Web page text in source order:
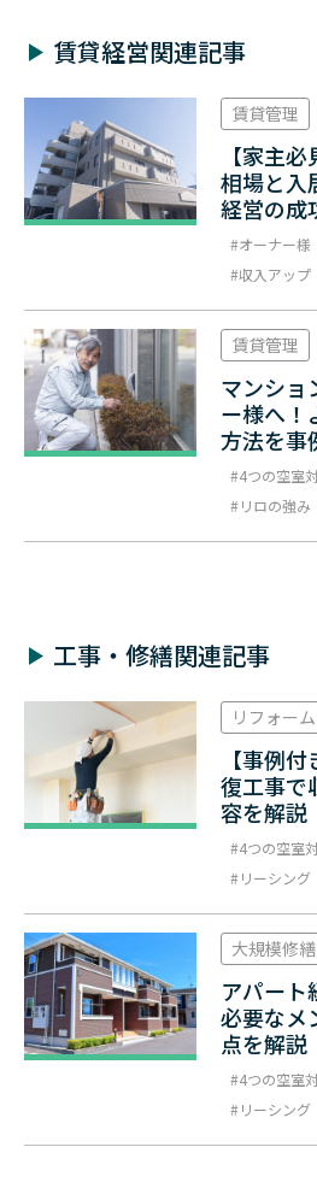
賃貸経営関連記事
賃貸管理
【家主
相場と入
経営の成
オーナー様
収入アップ
賃貸管理
マンショ
ー様へ！
方法を事
4つの空室
リロの強み
工事・修繕関連記事
リフォー
【事例
復工事で
容を解説
4つの空室
リーシング
大規模修繕
アパート
必要なメ
点を解説
4つの空室
リーシング